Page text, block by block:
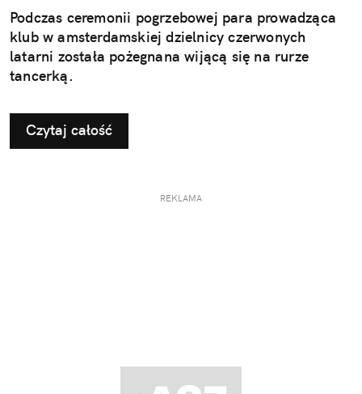
Podczas ceremonii pogrzebowej para prowadząca
klub w amsterdamskiej dzielnicy czerwonych
latarni została pożegnana wijącą się na rurze
tancerką.
Czytaj całość
REKLAMA